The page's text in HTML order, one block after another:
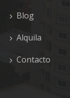
Blog
Alquila
Contacto